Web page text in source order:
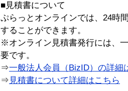
■見積書について
ぷらっとオンラインでは、24時
することができます。
※オンライン見積書発行には、
要です。
⇒一般法人会員（BizID）の詳細
⇒ 見積書について詳細はこちら